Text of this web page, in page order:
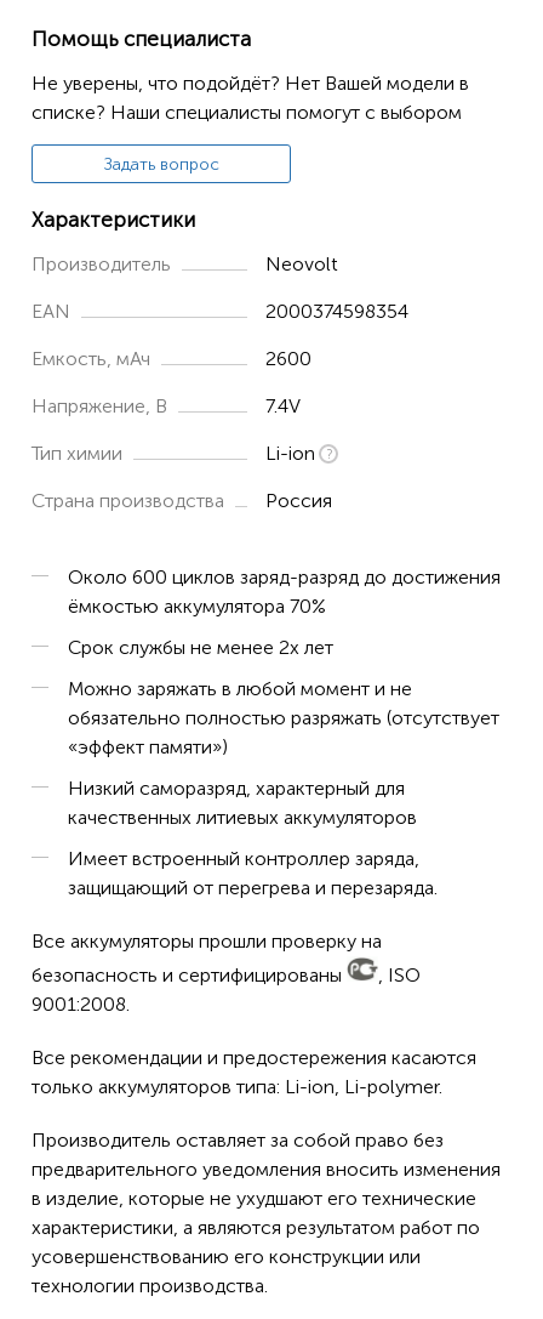
Помощь специалиста
Не уверены, что подойдёт? Нет Вашей модели в
списке? Наши специалисты помогут с выбором
Задать вопрос
Характеристики
Производитель Neovolt
EAN 2000374598354
Емкость, мАч 2600
Напряжение, В 7.4V
Тип химии Li-ion
Страна производства Россия
Около 600 циклов заряд-разряд до достижения
ёмкостью аккумулятора 70%
Срок службы не менее 2х лет
Можно заряжать в любой момент и не
обязательно полностью разряжать (отсутствует
«эффект памяти»)
Низкий саморазряд, характерный для
качественных литиевых аккумуляторов
Имеет встроенный контроллер заряда,
защищающий от перегрева и перезаряда.
Все аккумуляторы прошли проверку на
безопасность и сертифицированы
, ISO
9001:2008.
Все рекомендации и предостережения касаются
только аккумуляторов типа: Li-ion, Li-polymer.
Производитель оставляет за собой право без
предварительного уведомления вносить изменения
в изделие, которые не ухудшают его технические
характеристики, а являются результатом работ по
усовершенствованию его конструкции или
технологии производства.